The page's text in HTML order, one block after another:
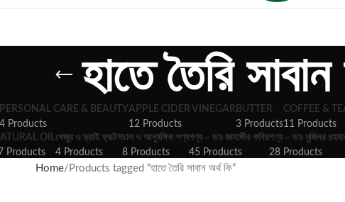
হাতে তৈরি
PERSONAL CARE & BEAUTY
4 Products
APPLE CIDER VINEGAR
12 Products
BUTTER
3 Products
COFFEE &
11 Products
OIL
Products
খেজুর ও ড্রাই ফ্রূটস
4 Products
চাল ও আনুষঙ্গিক পণ্য
8 Products
পণ্য – ডাঃ জাহাঙ্গীর কবির
45 Products
পণ্য – ডাঃ মুজিবর
28 Products
Home Products tagged “হাতে তৈরি সাবান অর্থ কি”